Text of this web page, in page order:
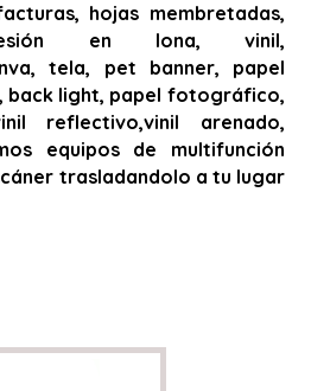
hojas membretadas,
en lona, vinil,
tela, pet banner, papel
back light, papel fotográfico,
reflectivo,vinil arenado,
equipos de multifunción
trasladandolo a tu lugar